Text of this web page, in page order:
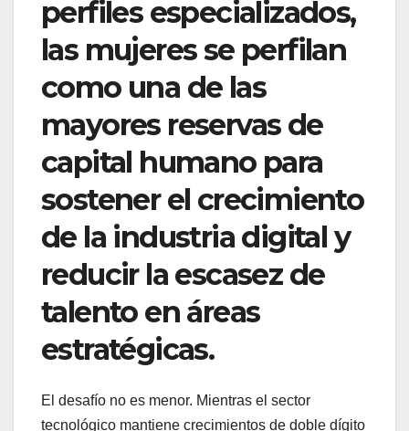
perfiles especializados,
las mujeres se perfilan
como una de las
mayores reservas de
capital humano para
sostener el crecimiento
de la industria digital y
reducir la escasez de
talento en áreas
estratégicas.
El desafío no es menor. Mientras el sector
tecnológico mantiene crecimientos de doble dígito